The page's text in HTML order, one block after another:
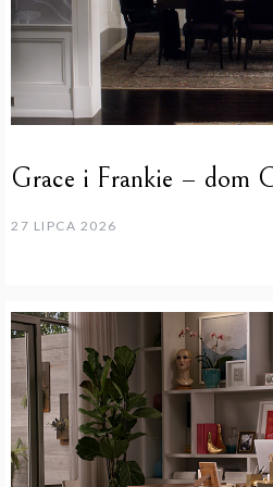
Grace i Frankie – dom
27 LIPCA 2026